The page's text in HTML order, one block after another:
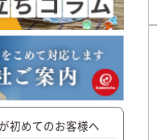
初めてのお客様へ